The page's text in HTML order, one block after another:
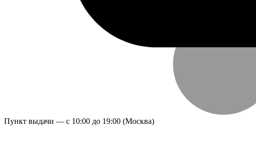
Пункт выдачи — с 10:00 до 19:00 (Москва)